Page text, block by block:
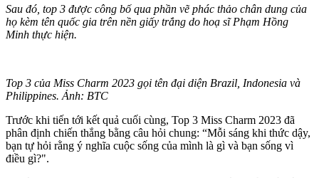
Sau đó, top 3 được công bố qua phần vẽ phác thảo chân dung của
họ kèm tên quốc gia trên nền giấy trắng do hoạ sĩ Phạm Hồng
Minh thực hiện.
Top 3 của Miss Charm 2023 gọi tên đại diện Brazil, Indonesia và
Philippines. Ảnh: BTC
Trước khi tiến tới kết quả cuối cùng, Top 3 Miss Charm 2023 đã
phân định chiến thắng bằng câu hỏi chung: “Mỗi sáng khi thức dậy,
bạn tự hỏi rằng ý nghĩa cuộc sống của mình là gì và bạn sống vì
điều gì?".